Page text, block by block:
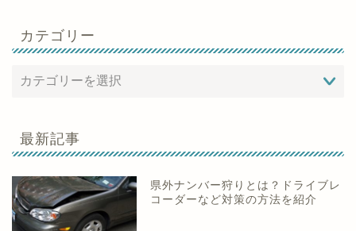
カテゴリー
最新記事
県外ナンバー狩りとは？ドライブレ
コーダーなど対策の方法を紹介